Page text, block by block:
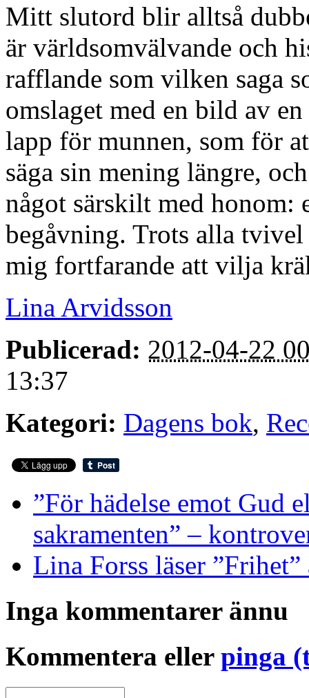
Mitt slutord blir alltså
är världsomvälvande och
rafflande som vilken saga
omslaget med en bild av
lapp för munnen, som för
säga sin mening längre,
något särskilt med honom:
begåvning. Trots alla
mig fortfarande att vilja
Lina Arvidsson
Publicerad: 2012-04-22
13:37
Kategori: Dagens bok,
”För hädelse emot Gud
sakramenten” –
Lina Forss läser
Inga kommentarer ännu
Kommentera eller pinga